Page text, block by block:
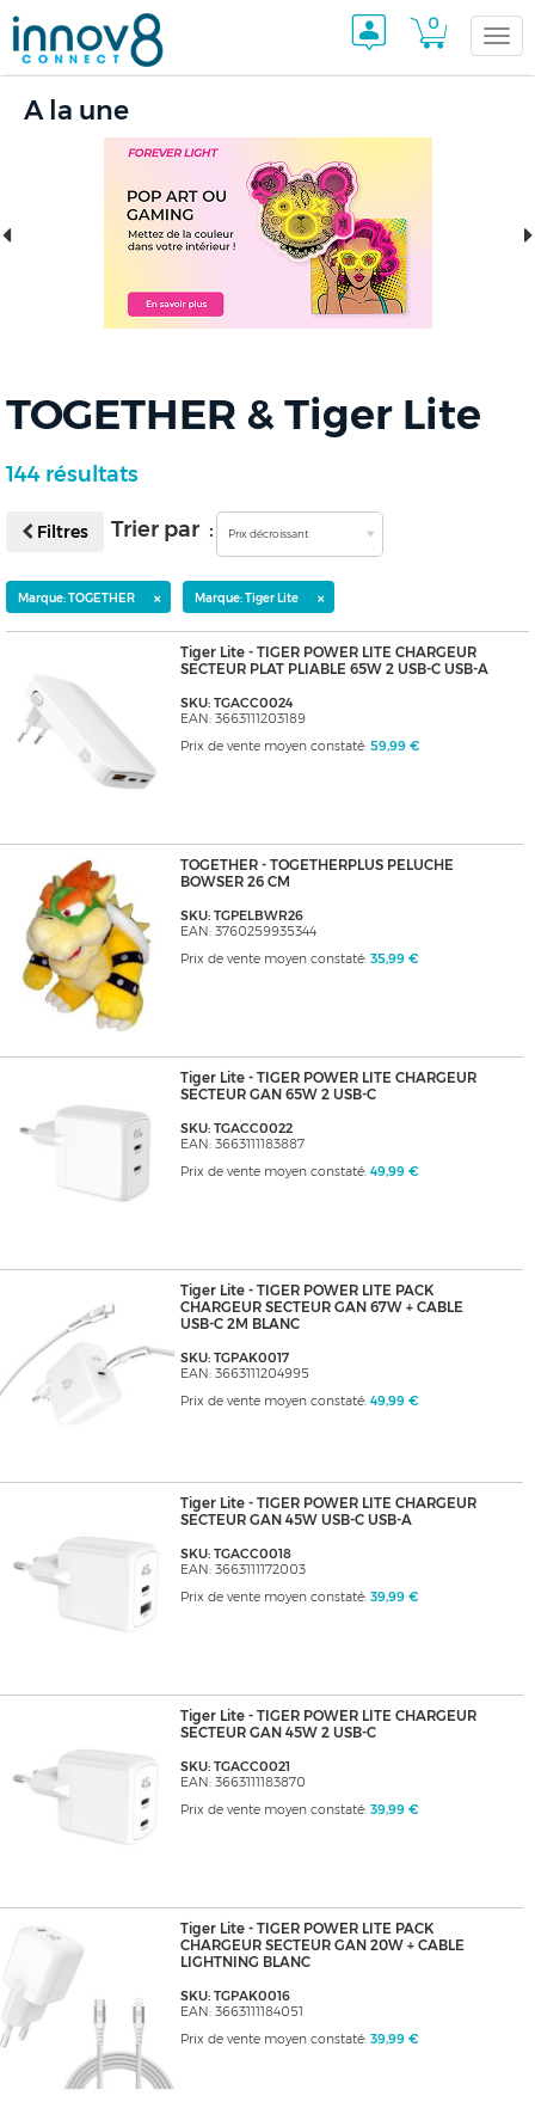
0
A la une
TOGETHER & Tiger Lite
144 résultats
Filtres Trier par : Prix décroissant
Marque: TOGETHER × Marque: Tiger Lite ×
Tiger Lite - TIGER POWER LITE CHARGEUR
SECTEUR PLAT PLIABLE 65W 2 USB-C USB-A
SKU: TGACC0024
EAN: 3663111203189
Prix de vente moyen constaté: 59,99 €
TOGETHER - TOGETHERPLUS PELUCHE
BOWSER 26 CM
SKU: TGPELBWR26
EAN: 3760259935344
Prix de vente moyen constaté: 35,99 €
Tiger Lite - TIGER POWER LITE CHARGEUR
SECTEUR GAN 65W 2 USB-C
SKU: TGACC0022
EAN: 3663111183887
Prix de vente moyen constaté: 49,99 €
Tiger Lite - TIGER POWER LITE PACK
CHARGEUR SECTEUR GAN 67W + CABLE
USB-C 2M BLANC
SKU: TGPAK0017
EAN: 3663111204995
Prix de vente moyen constaté: 49,99 €
Tiger Lite - TIGER POWER LITE CHARGEUR
SECTEUR GAN 45W USB-C USB-A
SKU: TGACC0018
EAN: 3663111172003
Prix de vente moyen constaté: 39,99 €
Tiger Lite - TIGER POWER LITE CHARGEUR
SECTEUR GAN 45W 2 USB-C
SKU: TGACC0021
EAN: 3663111183870
Prix de vente moyen constaté: 39,99 €
Tiger Lite - TIGER POWER LITE PACK
CHARGEUR SECTEUR GAN 20W + CABLE
LIGHTNING BLANC
SKU: TGPAK0016
EAN: 3663111184051
Prix de vente moyen constaté: 39,99 €